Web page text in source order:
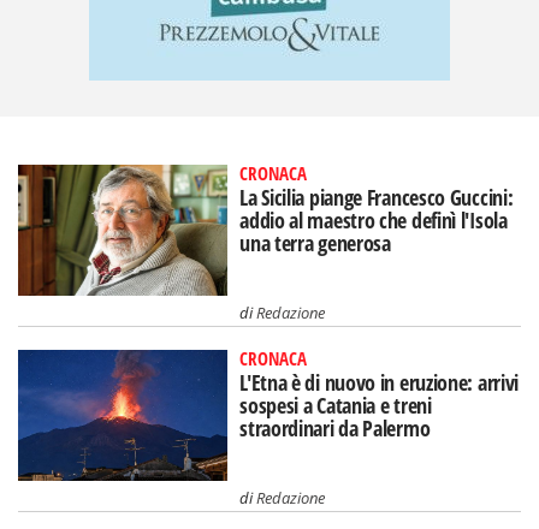
CRONACA
La Sicilia piange Francesco Guccini:
addio al maestro che definì l'Isola
una terra generosa
diRedazione
CRONACA
L'Etna è di nuovo in eruzione: arrivi
sospesi a Catania e treni
straordinari da Palermo
diRedazione